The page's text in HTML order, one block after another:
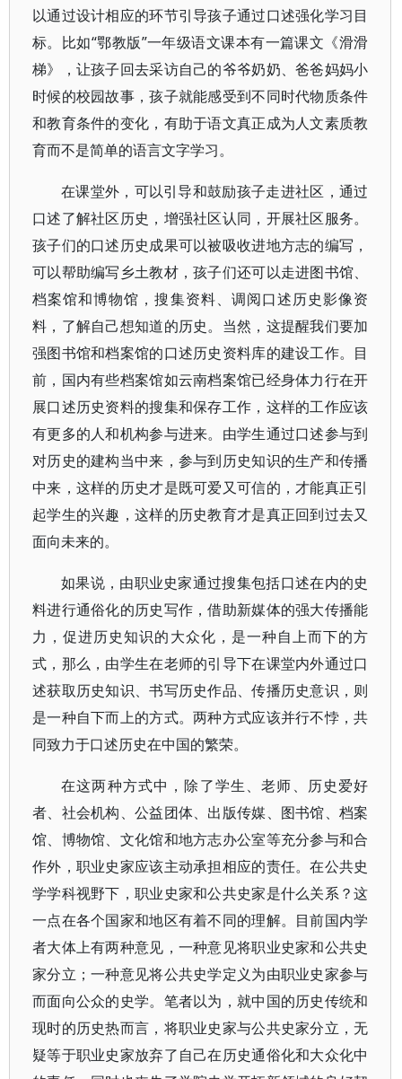
以通过设计相应的环节引导孩子通过口述强化学习目
标。比如“鄂教版”一年级语文课本有一篇课文《滑滑
梯》，让孩子回去采访自己的爷爷奶奶、爸爸妈妈小
时候的校园故事，孩子就能感受到不同时代物质条件
和教育条件的变化，有助于语文真正成为人文素质教
育而不是简单的语言文字学习。
在课堂外，可以引导和鼓励孩子走进社区，通过
口述了解社区历史，增强社区认同，开展社区服务。
孩子们的口述历史成果可以被吸收进地方志的编写，
可以帮助编写乡土教材，孩子们还可以走进图书馆、
档案馆和博物馆，搜集资料、调阅口述历史影像资
料，了解自己想知道的历史。当然，这提醒我们要加
强图书馆和档案馆的口述历史资料库的建设工作。目
前，国内有些档案馆如云南档案馆已经身体力行在开
展口述历史资料的搜集和保存工作，这样的工作应该
有更多的人和机构参与进来。由学生通过口述参与到
对历史的建构当中来，参与到历史知识的生产和传播
中来，这样的历史才是既可爱又可信的，才能真正引
起学生的兴趣，这样的历史教育才是真正回到过去又
面向未来的。
如果说，由职业史家通过搜集包括口述在内的史
料进行通俗化的历史写作，借助新媒体的强大传播能
力，促进历史知识的大众化，是一种自上而下的方
式，那么，由学生在老师的引导下在课堂内外通过口
述获取历史知识、书写历史作品、传播历史意识，则
是一种自下而上的方式。两种方式应该并行不悖，共
同致力于口述历史在中国的繁荣。
在这两种方式中，除了学生、老师、历史爱好
者、社会机构、公益团体、出版传媒、图书馆、档案
馆、博物馆、文化馆和地方志办公室等充分参与和合
作外，职业史家应该主动承担相应的责任。在公共史
学学科视野下，职业史家和公共史家是什么关系？这
一点在各个国家和地区有着不同的理解。目前国内学
者大体上有两种意见，一种意见将职业史家和公共史
家分立；一种意见将公共史学定义为由职业史家参与
而面向公众的史学。笔者以为，就中国的历史传统和
现时的历史热而言，将职业史家与公共史家分立，无
疑等于职业史家放弃了自己在历史通俗化和大众化中